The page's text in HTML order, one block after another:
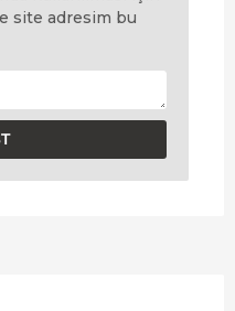
site adresim bu